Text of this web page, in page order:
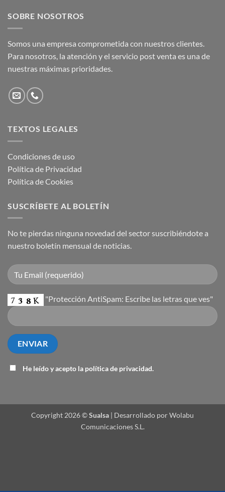
SOBRE NOSOTROS
Somos una empresa comprometida con nuestros clientes.
Para nosotros, la atención y el servicio post venta es una de
nuestras máximas prioridades.
TEXTOS LEGALES
Condiciones de uso
Política de Privacidad
Política de Cookies
SUSCRÍBETE AL BOLETÍN
No te pierdas ninguna novedad del sector suscribiéndote a
nuestro boletín mensual de noticias.
"Protección AntiSpam: Escribe las letras que ves"
He leído y acepto la política de privacidad.
Copyright 2026 ©Sualsa | Desarrollado por Wolabu
Comunicaciones S.L.